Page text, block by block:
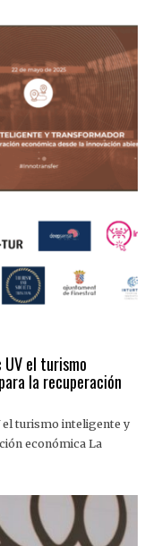
el turismo
la recuperación
turismo inteligente y
económica La